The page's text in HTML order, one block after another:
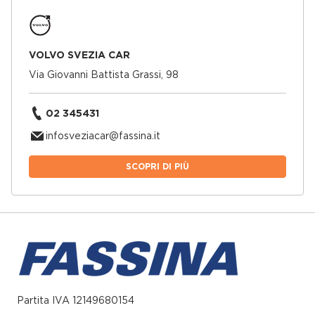
VOLVO SVEZIA CAR
Via Giovanni Battista Grassi, 98
02 345431
infosveziacar@fassina.it
SCOPRI DI PIÙ
Partita IVA 12149680154